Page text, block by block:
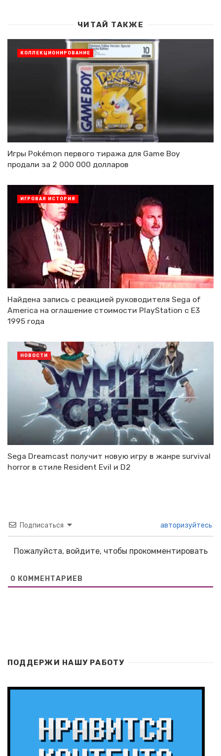
ЧИТАЙ ТАКЖЕ
Игры Pokémon первого тиража для Game Boy
продали за 2 000 000 долларов
КОЛЛЕКЦИОНИРОВАНИЕ
Найдена запись с реакцией руководителя Sega of
America на оглашение стоимости PlayStation с E3
1995 года
ИГРОВАЯ ИСТОРИЯ
Sega Dreamcast получит новую игру в жанре survival
horror в стиле Resident Evil и D2
НОВОСТИ
Подписаться авторизуйтесь
Пожалуйста, войдите, чтобы прокомментировать
0 КОММЕНТАРИЕВ
ПОДДЕРЖИ НАШУ РАБОТУ